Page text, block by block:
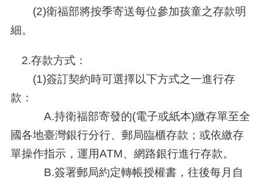
(2)衛福部將按季寄送每位參加孩童之存款明
細。
2.存款方式：
(1)簽訂契約時可選擇以下方式之一進行存
款：
A.持衛福部寄發的(電子或紙本)繳存單至全
國各地臺灣銀行分行、郵局臨櫃存款；或依繳存
單操作指示，運用ATM、網路銀行進行存款。
B.簽署郵局約定轉帳授權書，往後每月自